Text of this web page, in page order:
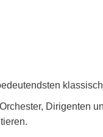
Dirigenten